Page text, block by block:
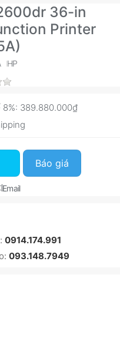
36-in
Printer
HP
389.880.000₫
36-in PostScript
Báo giá
Email
0914.174.991
093.148.7949